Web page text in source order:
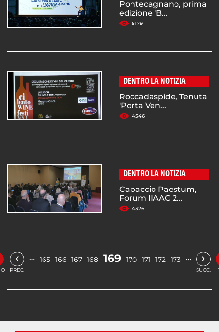
Pontecagnano, prima
edizione 'B...
5179
DENTRO LA NOTIZIA
Roccadaspide, Tenuta
'Porta Ven...
4546
DENTRO LA NOTIZIA
Capaccio Paestum,
Forum IIAAC 2...
4326
‹
PREC.
… 165 166 167 168 169 170 171 172 173 … ›
SUCC.